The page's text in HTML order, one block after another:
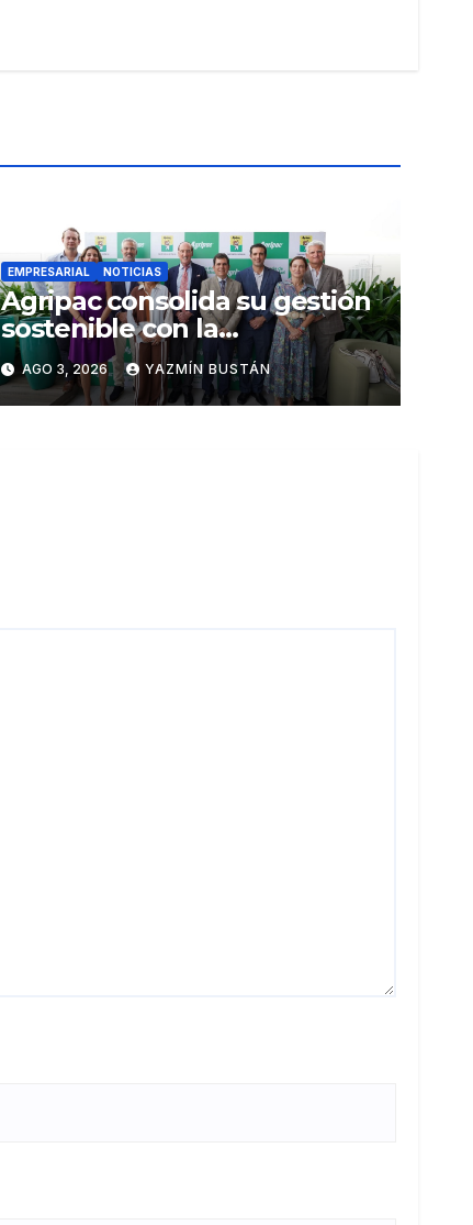
EMPRESARIAL NOTICIAS
Agripac consolida su gestión
sostenible con la
presentación de su octava
Memoria de Sostenibilidad
AGO 3, 2026 YAZMÍN BUSTÁN